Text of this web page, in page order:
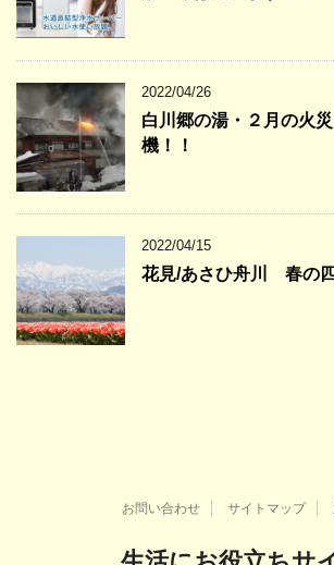
2022/04/26
白川郷の湯・２月の火
機！！
2022/04/15
花見/あさひ舟川 春の
お問い合わせ サイトマップ